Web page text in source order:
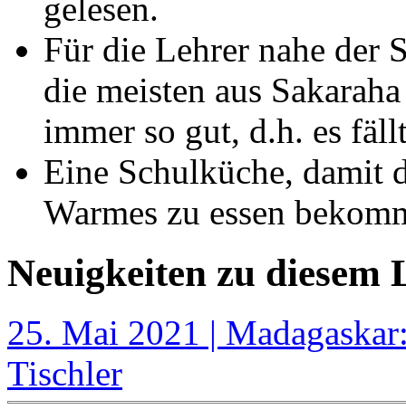
gelesen.
Für die Lehrer nahe der
die meisten aus
immer so gut, d.h. es
Eine Schulküche, damit
Warmes zu essen
Neuigkeiten zu diesem
25. Mai 2021 |
Tischler